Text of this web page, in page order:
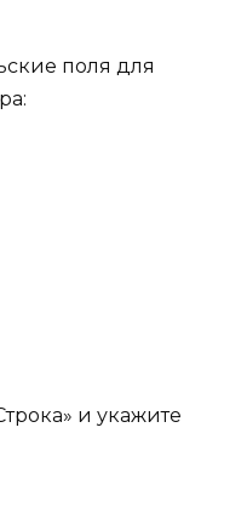
поля для
и укажите